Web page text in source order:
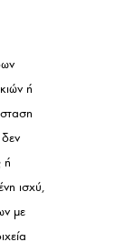
ή
ή
ισχύ,
με